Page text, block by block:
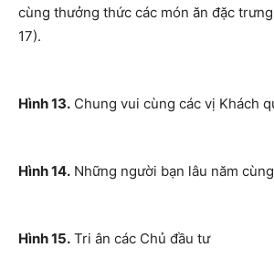
cùng thưởng thức các món ăn đặc
17).
Hình 13. Chung vui cùng các vị Khách
Hình 14. Những người bạn lâu năm
Hình 15. Tri ân các Chủ đầu tư